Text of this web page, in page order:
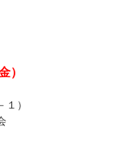
）
）